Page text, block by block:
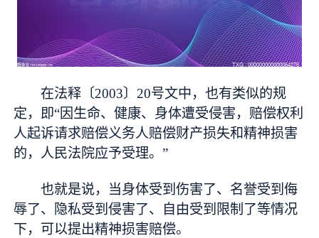
在法释〔2003〕20号文中，也有类似的规
定，即“因生命、健康、身体遭受侵害，赔偿权利
人起诉请求赔偿义务人赔偿财产损失和精神损害
的，人民法院应予受理。”
也就是说，当身体受到伤害了、名誉受到侮
辱了、隐私受到侵害了、自由受到限制了等情况
下，可以提出精神损害赔偿。